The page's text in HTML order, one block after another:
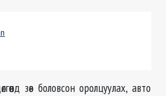
зөв боловсон оролцуулах, авто